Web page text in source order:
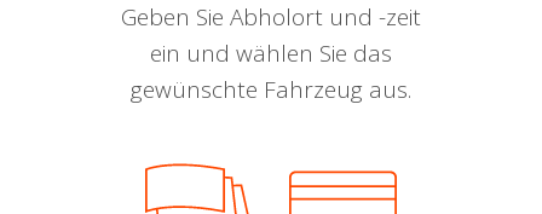
Geben Sie Abholort und -zeit
ein und wählen Sie das
gewünschte Fahrzeug aus.